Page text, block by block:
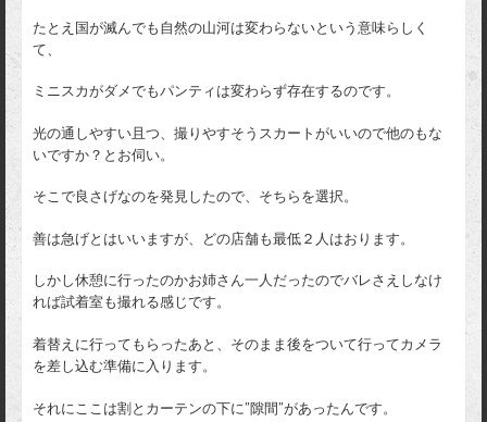
たとえ国が滅んでも自然の山河は変わらないという意味らしく
て、
ミニスカがダメでもパンティは変わらず存在するのです。
光の通しやすい且つ、撮りやすそうスカートがいいので他のもな
いですか？とお伺い。
そこで良さげなのを発見したので、そちらを選択。
善は急げとはいいますが、どの店舗も最低２人はおります。
しかし休憩に行ったのかお姉さん一人だったのでバレさえしなけ
れば試着室も撮れる感じです。
着替えに行ってもらったあと、そのまま後をついて行ってカメラ
を差し込む準備に入ります。
それにここは割とカーテンの下に”隙間”があったんです。